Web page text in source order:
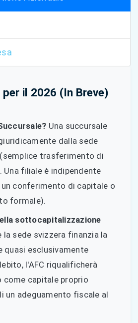
per il 2026 (In Breve)
Una succursale
dalla sede
trasferimento di
Una filiale è indipendente
conferimento di capitale o
formale).
sottocapitalizzazione
la sede svizzera finanzia la
quasi esclusivamente
l'AFC riqualificherà
come capitale proprio
un adeguamento fiscale al